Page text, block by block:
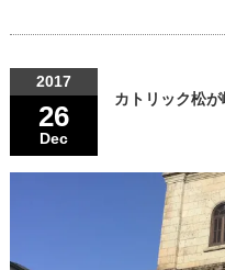
2017
26
Dec
カトリック松